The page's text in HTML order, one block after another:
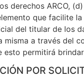
derechos ARCO,
que facilite
del titular de los
a través del
permitirá
POR